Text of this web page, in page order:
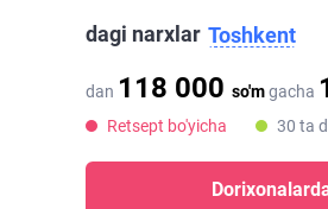
dagi narxlar Toshkent
dan 118 000 so'mgacha
Retsept bo'yicha
30 ta